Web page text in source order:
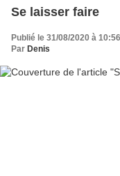
Se laisser faire
Publié le 31/08/2020 à 10:56
Par Denis